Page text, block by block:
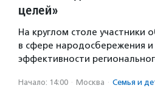
целей»
На круглом столе участники
в сфере народосбережения
эффективности
Начало: 14:00 · Москва · Семья и